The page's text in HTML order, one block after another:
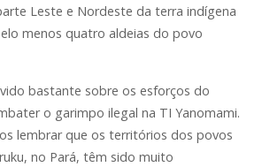
Leste e Nordeste da terra indígena
menos quatro aldeias do povo
bastante sobre os esforços do
o garimpo ilegal na TI Yanomami.
lembrar que os territórios dos povos
no Pará, têm sido muito